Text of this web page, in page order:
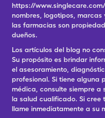
https://
nombres, logotipos,
las farmacias son
dueños.
Los artículos del blog no
Su propósito es brindar
el asesoramiento,
profesional. Si tiene alguna
médica, consulte siempre a
la salud cualificado. Si cree
llame inmediatamente a su